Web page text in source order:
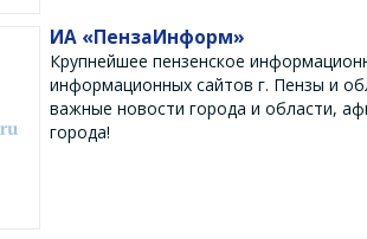
ИА «ПензаИнформ»
Крупнейшее пензенское
информационных сайтов г. Пензы и
важные новости города и области,
города!